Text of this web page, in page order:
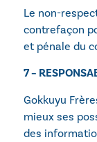
Le non-
contrefaçon
et pénale du
7 –
Gokkuyu
mieux ses
des